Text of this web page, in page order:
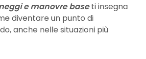
e manovre baseti insegna
diventare un punto di
anche nelle situazioni più